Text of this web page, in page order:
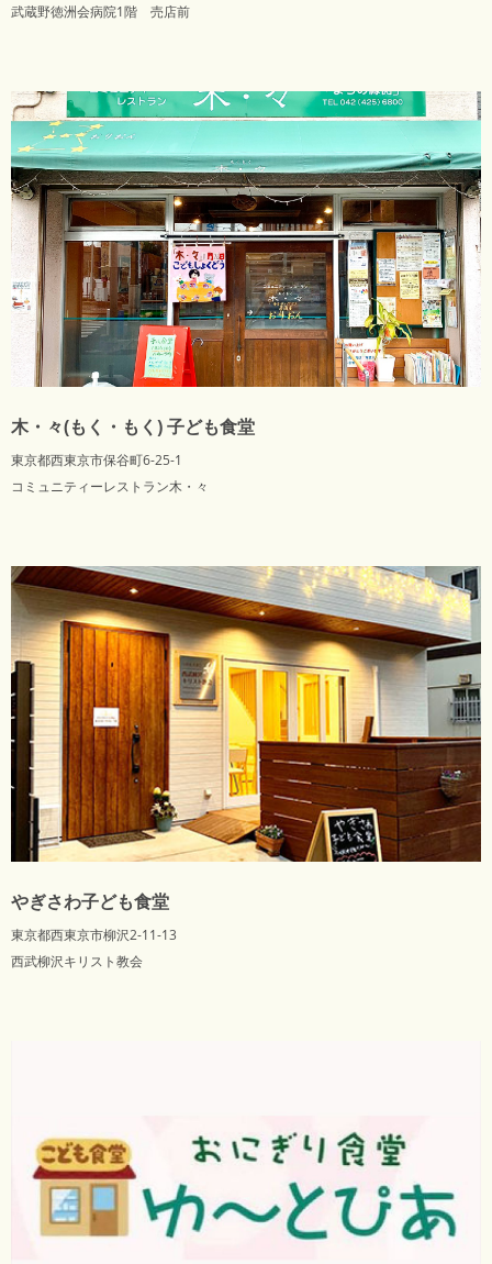
武蔵野徳洲会病院1階 売店前
木・々(もく・もく) 子ども食堂
東京都西東京市保谷町6-25-1
コミュニティーレストラン木・々
やぎさわ子ども食堂
東京都西東京市柳沢2-11-13
西武柳沢キリスト教会